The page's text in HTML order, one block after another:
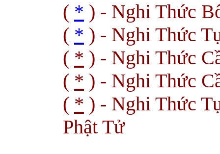
( * ) - Nghi Thức
( * ) - Nghi Thức
( * ) - Nghi Thức
( * ) - Nghi Thức
( * ) - Nghi Thức
Phật Tử